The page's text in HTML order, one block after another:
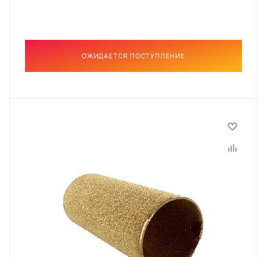
ОЖИДАЕТСЯ ПОСТУПЛЕНИЕ